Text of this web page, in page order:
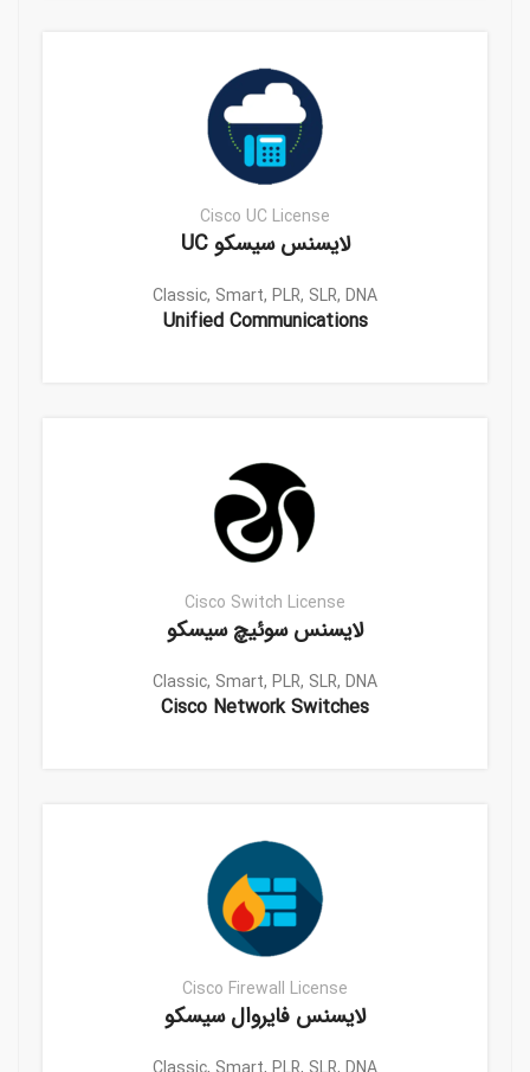
Cisco UC License
لایسنس سیسکو UC
Classic, Smart, PLR, SLR, DNA
Unified Communications
Cisco Switch License
لایسنس سوئیچ سیسکو
Classic, Smart, PLR, SLR, DNA
Cisco Network Switches
Cisco Firewall License
لایسنس فایروال سیسکو